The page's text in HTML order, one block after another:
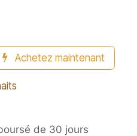
Achetez maintenant
de 30 jours